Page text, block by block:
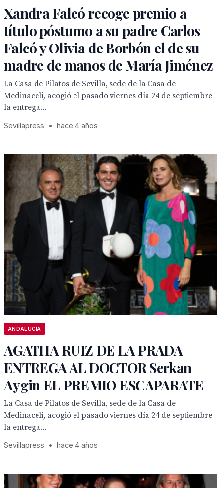
Xandra Falcó recoge premio a
título póstumo a su padre Carlos
Falcó y Olivia de Borbón el de su
madre de manos de María Jiménez
La Casa de Pilatos de Sevilla, sede de la Casa de
Medinaceli, acogió el pasado viernes día 24 de septiembre
la entrega...
Sevillapress • hace 4 años
ANDALUCÍA
AGATHA RUIZ DE LA PRADA
ENTREGA AL DOCTOR Serkan
Aygin EL PREMIO ESCAPARATE
La Casa de Pilatos de Sevilla, sede de la Casa de
Medinaceli, acogió el pasado viernes día 24 de septiembre
la entrega...
Sevillapress • hace 4 años